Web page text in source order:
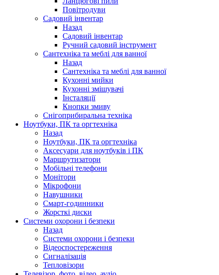
Повітродуви
Садовий інвентар
Назад
Садовий інвентар
Ручний садовий інструмент
Сантехніка та меблі для ванної
Назад
Сантехніка та меблі для ванної
Кухонні мийки
Кухонні змішувачі
Інсталяції
Кнопки змиву
Снігоприбиральна техніка
Ноутбуки, ПК та оргтехніка
Назад
Ноутбуки, ПК та оргтехніка
Аксесуари для ноутбуків і ПК
Маршрутизатори
Мобільні телефони
Монітори
Мікрофони
Навушники
Смарт-годинники
Жорсткі диски
Системи охорони і безпеки
Назад
Системи охорони і безпеки
Відеоспостереження
Сигналізація
Тепловізори